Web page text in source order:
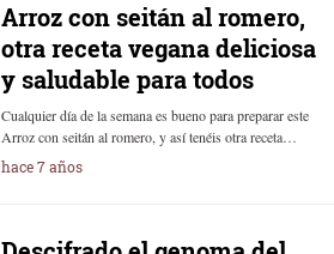
Arroz con seitán al romero,
otra receta vegana deliciosa
y saludable para todos
Cualquier día de la semana es bueno para preparar este
Arroz con seitán al romero, y así tenéis otra receta…
hace 7 años